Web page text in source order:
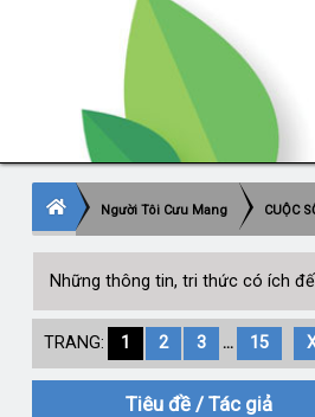
Người Tôi Cưu Mang CUỘC
Những thông tin, tri thức có ích
TRANG: 1 2 3 ... 15
Tiêu đề/ Tác giả